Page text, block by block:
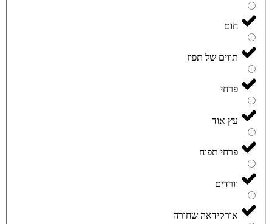
חום
תווים של תפוז
פרחי
עץ אוד
פרחי תפוח
וורדים
אורקידאה שחורה